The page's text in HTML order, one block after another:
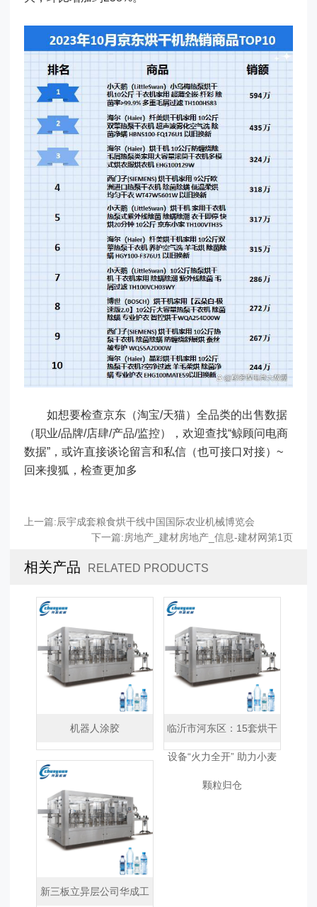
如想要检查京东（淘宝/天猫）全品类的出售数据
（职业/品牌/店肆/产品/监控），欢迎查找“鲸顾问电商
数据”，或许直接谈论留言和私信（也可接口对接）~
回来搜狐，检查更加多
上一篇:辰宇成套粮食烘干线中国国际农业机械博览会
下一篇:房地产_建材房地产_信息-建材网第1页
相关产品 RELATED PRODUCTS
机器人涂胶 临沂市河东区：15套烘干
设备“火力全开” 助力小麦
颗粒归仓
新三板立异层公司华成工